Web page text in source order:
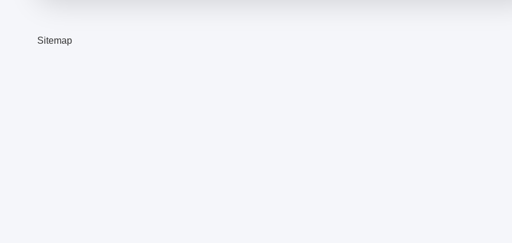
Sitemap